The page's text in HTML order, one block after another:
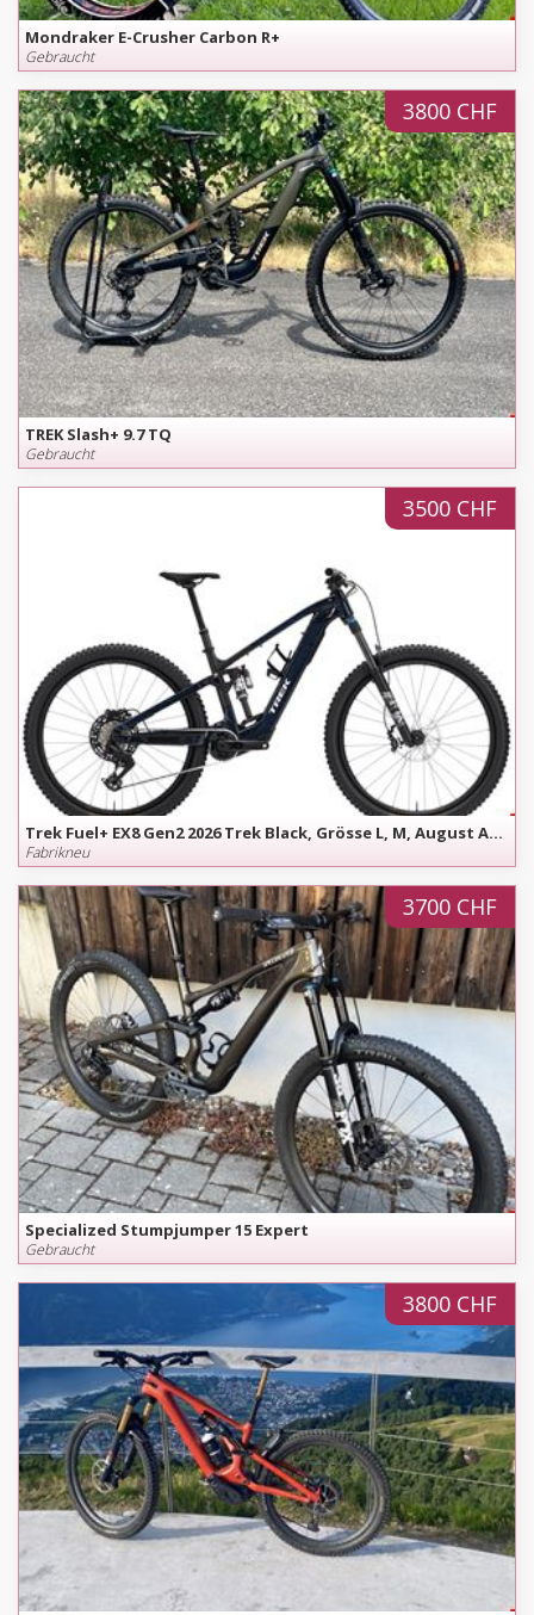
Mondraker E-Crusher Carbon R+
Gebraucht
3800 CHF
TREK Slash+ 9.7 TQ
Gebraucht
3500 CHF
Trek Fuel+ EX8 Gen2 2026 Trek Black, Grösse L, M, August Angebot
Fabrikneu
3700 CHF
Specialized Stumpjumper 15 Expert
Gebraucht
3800 CHF